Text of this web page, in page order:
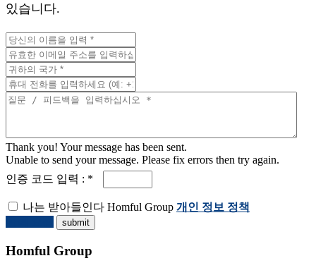
있습니다.
Thank you! Your message has been sent.
Unable to send your message. Please fix errors then try again.
인증 코드 입력 : *
나는 받아들인다 Homful Group 개인 정보 정책
Homful Group